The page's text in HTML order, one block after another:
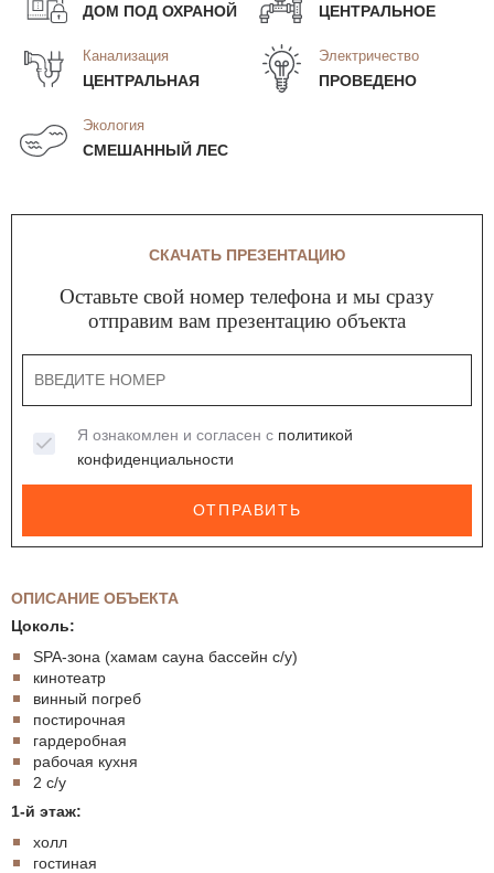
ДОМ ПОД ОХРАНОЙ ЦЕНТРАЛЬНОЕ
Канализация
ЦЕНТРАЛЬНАЯ
Электричество
ПРОВЕДЕНО
Экология
СМЕШАННЫЙ ЛЕС
ОПИСАНИЕ ОБЪЕКТА
Цоколь:
SPA-зона (хамам сауна бассейн с/у)
кинотеатр
винный погреб
постирочная
гардеробная
рабочая кухня
2 с/у
1-й этаж:
холл
гостиная
СКАЧАТЬ ПРЕЗЕНТАЦИЮ
Оставьте свой номер телефона и мы сразу
отправим вам презентацию объекта
Я ознакомлен и согласен с политикой
конфиденциальности
ОТПРАВИТЬ